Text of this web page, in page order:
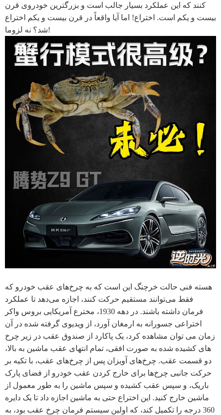
کنند که این عملکرد بسیار جالب است و بزرگترین خودروی قرن
بیست و یکم است. اختراع! اما آیا واقعاً در قرن بیست و یکم اختراع
شد؟ نه لزوما!
هسته فنی حالت خرچنگ این است که به چرخ‌های عقب خودرو که
فقط می‌توانند مستقیم حرکت کنند، اجازه می‌دهد تا عملکرد
فرمان داشته باشند. در دهه 1930، مخترع آمریکایی بروس واکر
اختراعی جسورانه به ارمغان آورد، از ویدیوی گرفته شده در آن
زمان می توان مشاهده کرد، یک پاکارد از صندوق عقب در زیر چرخ
های کشیده شده به صورت افقی، تمام انتهای عقب ماشین به بالا،
دو قسمت عقب. چرخ‌های آویزان پس از چرخ‌های عقب، با تکیه بر
حرکت جانبی چرخ‌ها برای خارج کردن عقب خودرو از فضای پارک
باریک، و سپس عقب کشیده و سپس ماشین را به طور معمول از
ماشین خارج کنید. این اختراع حتی به ماشین اجازه داد تا یک دایره
360 درجه را تکمیل کند، که اولین سیستم فرمان چرخ عقب بود، به